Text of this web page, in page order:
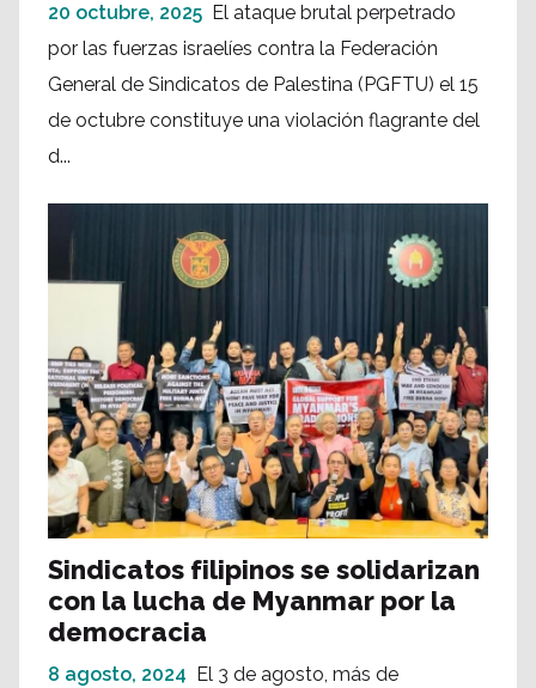
20 octubre, 2025 El ataque brutal perpetrado
por las fuerzas israelíes contra la Federación
General de Sindicatos de Palestina (PGFTU) el 15
de octubre constituye una violación flagrante del
d...
Sindicatos filipinos se solidarizan
con la lucha de Myanmar por la
democracia
8 agosto, 2024
El 3 de agosto, más de